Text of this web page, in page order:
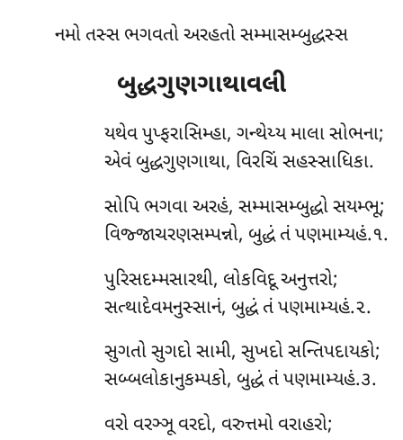
નમો તસ્સ ભગવતો અરહતો સમ્માસમ્બુદ્ધસ્સ
બુદ્ધગુણગાથાવલી
યથેવ પુપ્ફરાસિમ્હા, ગન્થેય્ય માલા સોભના;
એવં બુદ્ધગુણગાથા, વિરચિં સહસ્સાધિકા.
સોપિ ભગવા અરહં, સમ્માસમ્બુદ્ધો સયમ્ભૂ;
વિજ્જાચરણસમ્પન્નો, બુદ્ધં તં પણમામ્યહં.૧.
પુરિસદમ્મસારથી, લોકવિદૂ અનુત્તરો;
સત્થાદેવમનુસ્સાનં, બુદ્ધં તં પણમામ્યહં.૨.
સુગતો સુગદો સામી, સુખદો સન્તિપદાયકો;
સબ્બલોકાનુકમ્પકો, બુદ્ધં તં પણમામ્યહં.૩.
વરો વરઞ્ઞૂ વરદો, વરુત્તમો વરાહરો;